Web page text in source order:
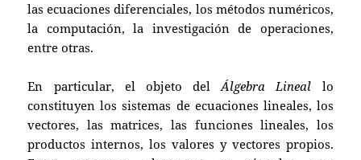
las ecuaciones diferenciales, los métodos numéricos,
la computación, la investigación de operaciones,
entre otras.
En particular, el objeto delÁlgebra Lineal lo
constituyen los sistemas de ecuaciones lineales, los
vectores, las matrices, las funciones lineales, los
productos internos, los valores y vectores propios.